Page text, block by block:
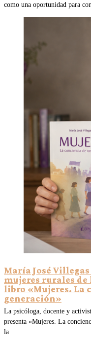
como una oportunidad para
María José
mujeres rurales de
libro «Mujeres. La
generación»
La psicóloga, docente y
presenta «Mujeres. La
la